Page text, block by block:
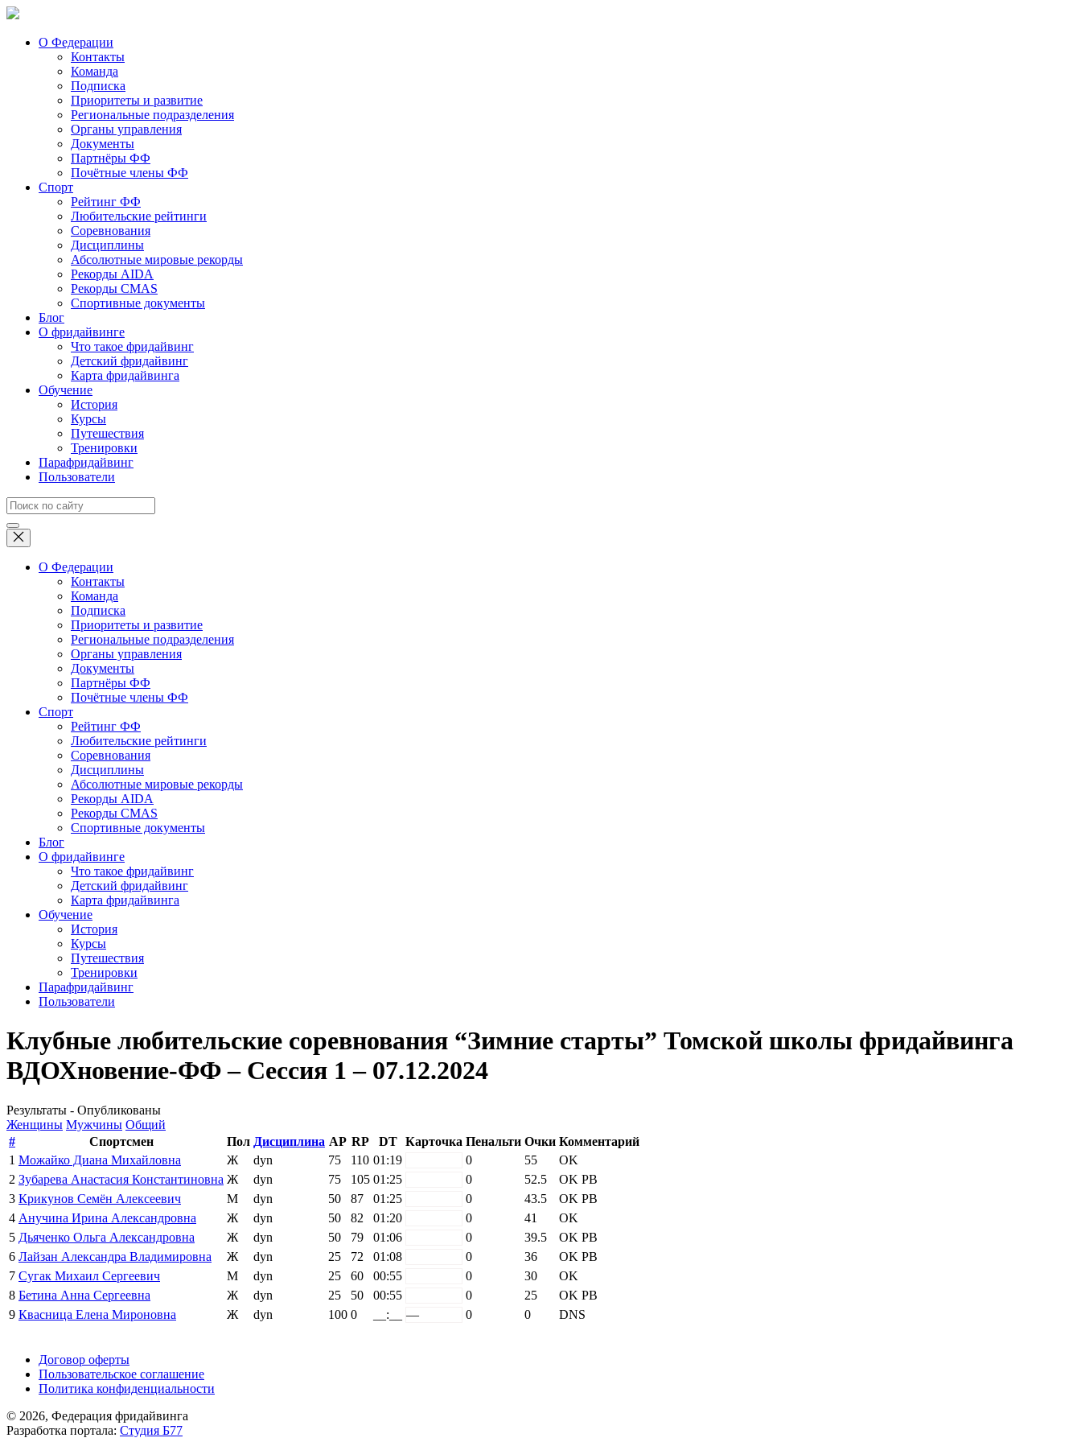
О Федерации
Контакты
Команда
Подписка
Приоритеты и развитие
Региональные подразделения
Органы управления
Документы
Партнёры ФФ
Почётные члены ФФ
Спорт
Рейтинг ФФ
Любительские рейтинги
Соревнования
Дисциплины
Абсолютные мировые рекорды
Рекорды AIDA
Рекорды CMAS
Спортивные документы
Блог
О фридайвинге
Что такое фридайвинг
Детский фридайвинг
Карта фридайвинга
Обучение
История
Курсы
Путешествия
Тренировки
Парафридайвинг
Пользователи
О Федерации
Контакты
Команда
Подписка
Приоритеты и развитие
Региональные подразделения
Органы управления
Документы
Партнёры ФФ
Почётные члены ФФ
Спорт
Рейтинг ФФ
Любительские рейтинги
Соревнования
Дисциплины
Абсолютные мировые рекорды
Рекорды AIDA
Рекорды CMAS
Спортивные документы
Блог
О фридайвинге
Что такое фридайвинг
Детский фридайвинг
Карта фридайвинга
Обучение
История
Курсы
Путешествия
Тренировки
Парафридайвинг
Пользователи
Клубные любительские соревнования “Зимние старты” Томской школы фридайвинга
ВДОХновение-ФФ – Сессия 1 – 07.12.2024
Результаты - Опубликованы
Женщины Мужчины Общий
#
Спортсмен Пол Дисциплина AP RP DT Карточка Пенальти Очки Комментарий
1 Можайко Диана Михайловна Ж dyn 75 110 01:19 0 55
OK
2 Зубарева Анастасия Константиновна Ж dyn 75 105 01:25 0 52.5 OK PB
3 Крикунов Семён Алексеевич М dyn 50 87 01:25 0 43.5 OK PB
4 Анучина Ирина Александровна Ж dyn 50 82 01:20 0 41
OK
5 Дьяченко Ольга Александровна Ж dyn 50 79 01:06 0 39.5 OK PB
6 Лайзан Александра Владимировна Ж dyn 25 72 01:08 0 36 OK PB
7 Сугак Михаил Сергеевич М dyn 25 60 00:55 0 30
OK
8 Бетина Анна Сергеевна Ж dyn 25 50 00:55 0 25 OK PB
9 Квасница Елена Мироновна Ж dyn 100 0 __:__ — 0 0
DNS
Договор оферты
Пользовательское соглашение
Политика конфиденциальности
© 2026, Федерация фридайвинга
Разработка портала: Студия Б77